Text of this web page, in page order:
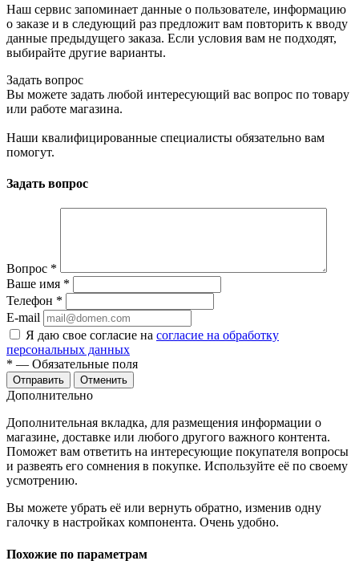
Наш сервис запоминает данные о пользователе, информацию
о заказе и в следующий раз предложит вам повторить к вводу
данные предыдущего заказа. Если условия вам не подходят,
выбирайте другие варианты.
Задать вопрос
Вы можете задать любой интересующий вас вопрос по товару
или работе магазина.
Наши квалифицированные специалисты обязательно вам
помогут.
Задать вопрос
Вопрос *
Ваше имя *
Телефон *
E-mail
Я даю свое согласие на согласие на обработку
персональных данных
* — Обязательные поля
Отменить
Дополнительно
Дополнительная вкладка, для размещения информации о
магазине, доставке или любого другого важного контента.
Поможет вам ответить на интересующие покупателя вопросы
и развеять его сомнения в покупке. Используйте её по своему
усмотрению.
Вы можете убрать её или вернуть обратно, изменив одну
галочку в настройках компонента. Очень удобно.
Похожие по параметрам